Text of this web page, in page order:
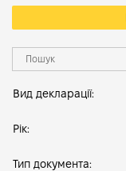
Вид декларації:
Рік:
Тип документа: